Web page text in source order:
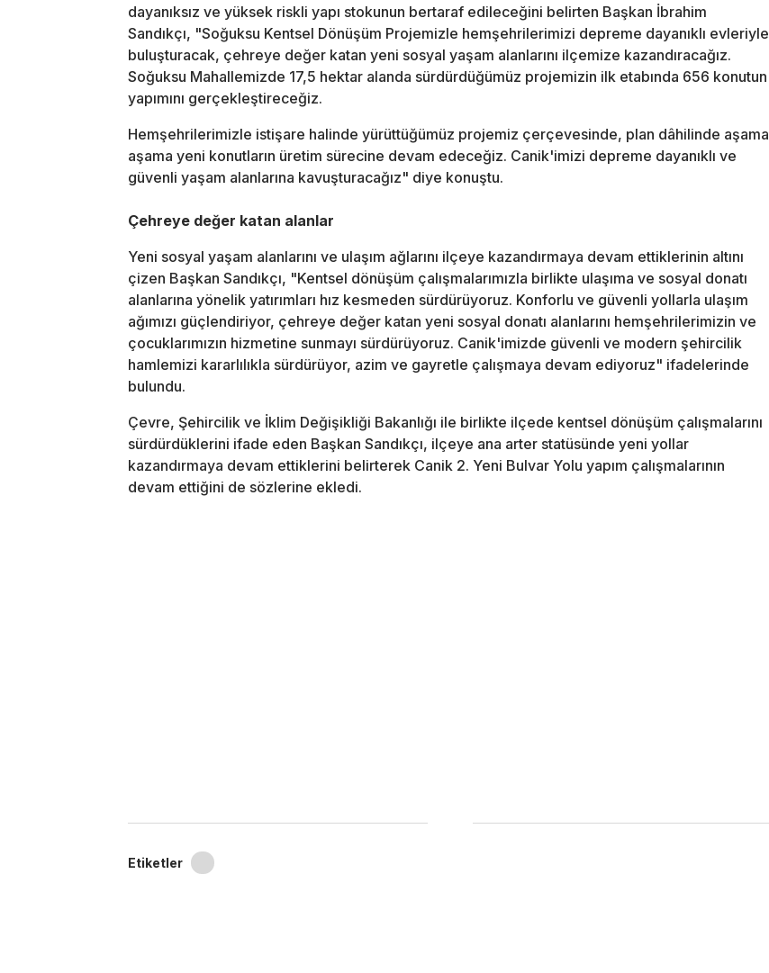
dayanıksız ve yüksek riskli yapı stokunun bertaraf edileceğini belirten Başkan İbrahim
Sandıkçı, "Soğuksu Kentsel Dönüşüm Projemizle hemşehrilerimizi depreme dayanıklı evleriyle
buluşturacak, çehreye değer katan yeni sosyal yaşam alanlarını ilçemize kazandıracağız.
Soğuksu Mahallemizde 17,5 hektar alanda sürdürdüğümüz projemizin ilk etabında 656 konutun
yapımını gerçekleştireceğiz.
Hemşehrilerimizle istişare halinde yürüttüğümüz projemiz çerçevesinde, plan dâhilinde aşama
aşama yeni konutların üretim sürecine devam edeceğiz. Canik'imizi depreme dayanıklı ve
güvenli yaşam alanlarına kavuşturacağız" diye konuştu.
Çehreye değer katan alanlar
Yeni sosyal yaşam alanlarını ve ulaşım ağlarını ilçeye kazandırmaya devam ettiklerinin altını
çizen Başkan Sandıkçı, "Kentsel dönüşüm çalışmalarımızla birlikte ulaşıma ve sosyal donatı
alanlarına yönelik yatırımları hız kesmeden sürdürüyoruz. Konforlu ve güvenli yollarla ulaşım
ağımızı güçlendiriyor, çehreye değer katan yeni sosyal donatı alanlarını hemşehrilerimizin ve
çocuklarımızın hizmetine sunmayı sürdürüyoruz. Canik'imizde güvenli ve modern şehircilik
hamlemizi kararlılıkla sürdürüyor, azim ve gayretle çalışmaya devam ediyoruz" ifadelerinde
bulundu.
Çevre, Şehircilik ve İklim Değişikliği Bakanlığı ile birlikte ilçede kentsel dönüşüm çalışmalarını
sürdürdüklerini ifade eden Başkan Sandıkçı, ilçeye ana arter statüsünde yeni yollar
kazandırmaya devam ettiklerini belirterek Canik 2. Yeni Bulvar Yolu yapım çalışmalarının
devam ettiğini de sözlerine ekledi.
Etiketler